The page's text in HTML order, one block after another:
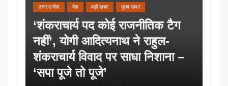
उत्तर प्रदेश देश बड़ी खबर मुख्य खबर
‘शंकराचार्य पद कोई राजनीतिक टैग
नहीं’, योगी आदित्यनाथ ने राहुल-
शंकराचार्य विवाद पर साधा निशाना –
‘सपा पूजे तो पूजे’